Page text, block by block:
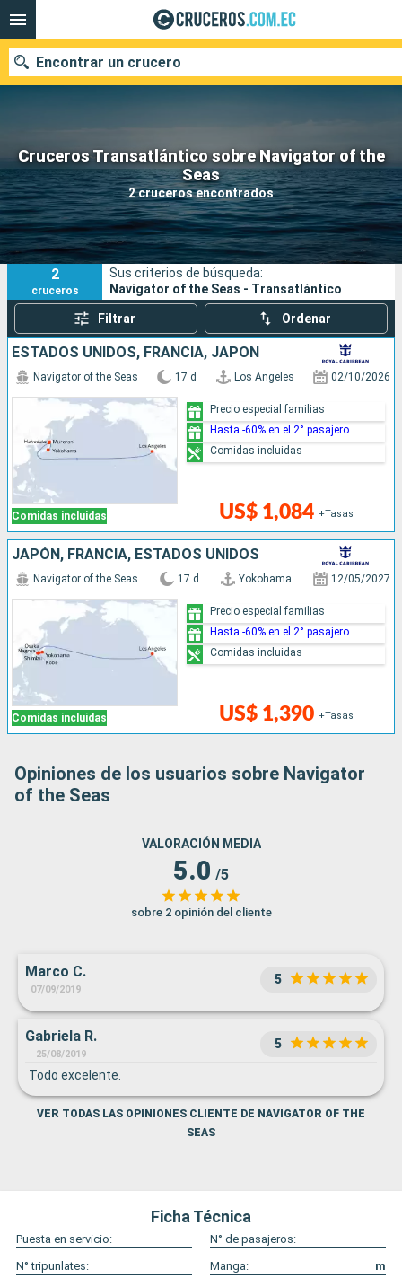
Cruceros Transatlántico sobre Navigator of the
Seas
2 cruceros encontrados
Encontrar un crucero
Nuestros destinos
Fecha de salida
Puertos Compañías
Buscar
2
cruceros
Sus criterios de búsqueda:
Navigator of the Seas - Transatlántico
Filtrar Ordenar
ESTADOS UNIDOS, FRANCIA, JAPÓN
Comidas incluidas
Navigator of the Seas 17 d Los Angeles 02/10/2026
US$ 1,084 +Tasas
Precio especial familias
Hasta -60% en el 2° pasajero
Comidas incluidas
JAPÓN, FRANCIA, ESTADOS UNIDOS
Comidas incluidas
Navigator of the Seas 17 d Yokohama 12/05/2027
US$ 1,390 +Tasas
Precio especial familias
Hasta -60% en el 2° pasajero
Comidas incluidas
Opiniones de los usuarios sobre Navigator
of the Seas
VALORACIÓN MEDIA
5.0 /5
sobre 2 opinión del cliente
Marco C.
07/09/2019
5
Gabriela R.
25/08/2019
5
Todo excelente.
VER TODAS LAS OPINIONES CLIENTE DE NAVIGATOR OF THE
SEAS
Ficha Técnica
Puesta en servicio:
N° de pasajeros:
N° tripunlates:
Manga:
m